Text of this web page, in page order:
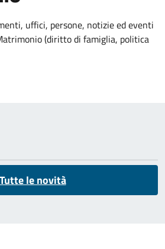
uffici, persone, notizie ed eventi
(diritto di famiglia, politica
Tutte le novità